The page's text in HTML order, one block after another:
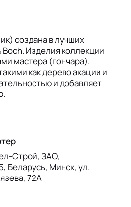
создана в лучших
Изделия коллекции
мастера (гончара).
как дерево акации и
и добавляет
Строй, ЗАО,
Беларусь, Минск, ул.
72А